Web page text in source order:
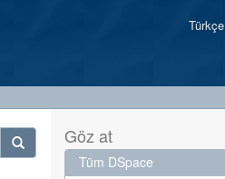
Türkçe
Göz at
Tüm DSpace